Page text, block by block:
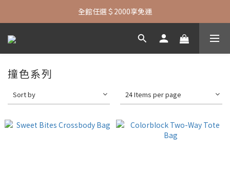
七夕限定| 指定包款+短夾還贈品牌襪子
全館任選＄2000享免運
七夕限定| 指定包款+短夾還贈品牌襪子
撞色系列
Sort by 24 Items per page